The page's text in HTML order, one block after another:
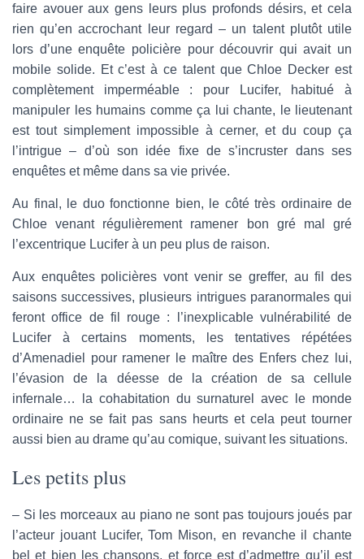
faire avouer aux gens leurs plus profonds désirs, et cela
rien qu’en accrochant leur regard – un talent plutôt utile
lors d’une enquête policière pour découvrir qui avait un
mobile solide. Et c’est à ce talent que Chloe Decker est
complètement imperméable : pour Lucifer, habitué à
manipuler les humains comme ça lui chante, le lieutenant
est tout simplement impossible à cerner, et du coup ça
l’intrigue – d’où son idée fixe de s’incruster dans ses
enquêtes et même dans sa vie privée.
Au final, le duo fonctionne bien, le côté très ordinaire de
Chloe venant régulièrement ramener bon gré mal gré
l’excentrique Lucifer à un peu plus de raison.
Aux enquêtes policières vont venir se greffer, au fil des
saisons successives, plusieurs intrigues paranormales qui
feront office de fil rouge : l’inexplicable vulnérabilité de
Lucifer à certains moments, les tentatives répétées
d’Amenadiel pour ramener le maître des Enfers chez lui,
l’évasion de la déesse de la création de sa cellule
infernale… la cohabitation du surnaturel avec le monde
ordinaire ne se fait pas sans heurts et cela peut tourner
aussi bien au drame qu’au comique, suivant les situations.
Les petits plus
– Si les morceaux au piano ne sont pas toujours joués par
l’acteur jouant Lucifer, Tom Mison, en revanche il chante
bel et bien les chansons, et force est d’admettre qu’il est